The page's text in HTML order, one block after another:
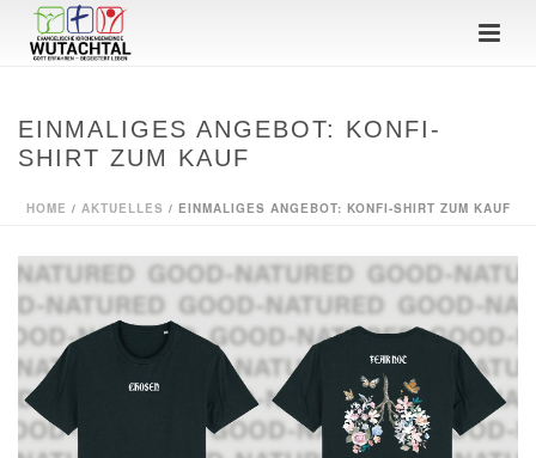
EINMALIGES ANGEBOT: KONFI-
SHIRT ZUM KAUF
HOME / AKTUELLES / EINMALIGES ANGEBOT: KONFI-SHIRT ZUM KAUF